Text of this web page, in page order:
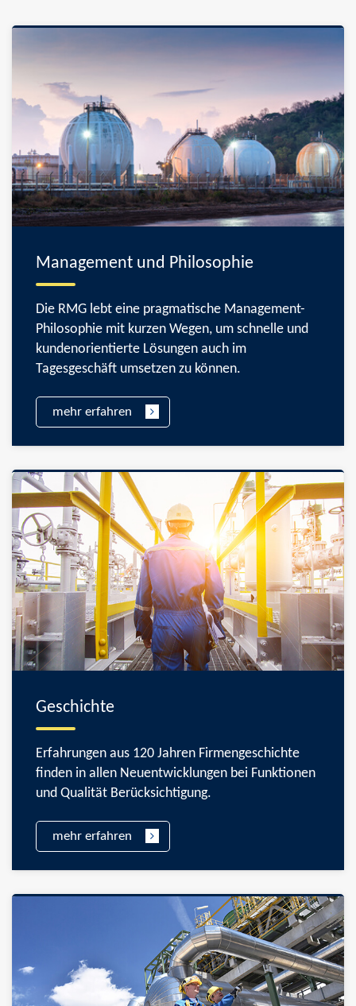
Management und Philosophie
Die RMG lebt eine pragmatische Management-
Philosophie mit kurzen Wegen, um schnelle und
kundenorientierte Lösungen auch im
Tagesgeschäft umsetzen zu können.
mehr erfahren
Geschichte
Erfahrungen aus 120 Jahren Firmengeschichte
finden in allen Neuentwicklungen bei Funktionen
und Qualität Berücksichtigung.
mehr erfahren